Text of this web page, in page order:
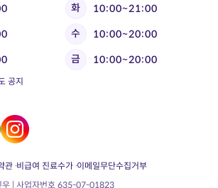
화
10:00~21:00
수
10:00~20:00
금 10:00~20:00
공지
관 비급여 진료수가 이메일무단수집거부
우 | 사업자번호 635-07-01823